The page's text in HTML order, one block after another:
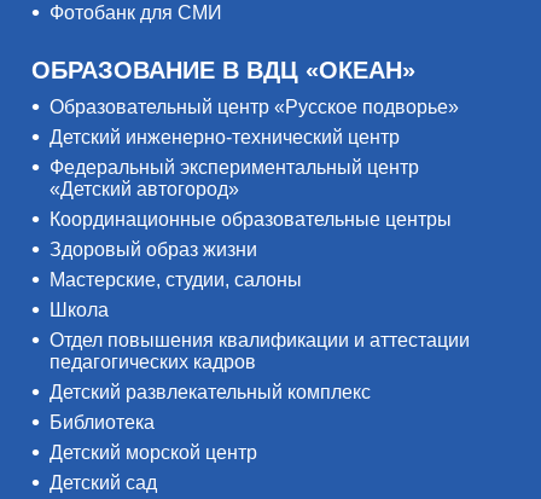
Фотобанк для СМИ
ОБРАЗОВАНИЕ В ВДЦ «ОКЕАН»
Образовательный центр «Русское подворье»
Детский инженерно-технический центр
Федеральный экспериментальный центр
«Детский автогород»
Координационные образовательные центры
Здоровый образ жизни
Мастерские, студии, салоны
Школа
Отдел повышения квалификации и аттестации
педагогических кадров
Детский развлекательный комплекс
Библиотека
Детский морской центр
Детский сад